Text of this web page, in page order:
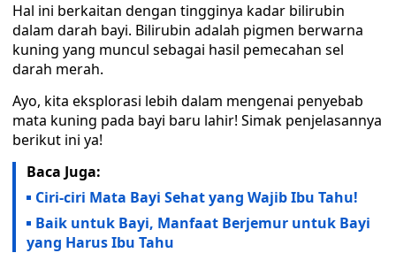
Hal ini berkaitan dengan tingginya kadar bilirubin
dalam darah bayi. Bilirubin adalah pigmen berwarna
kuning yang muncul sebagai hasil pemecahan sel
darah merah.
Ayo, kita eksplorasi lebih dalam mengenai penyebab
mata kuning pada bayi baru lahir! Simak penjelasannya
berikut ini ya!
Baca Juga:
Ciri-ciri Mata Bayi Sehat yang Wajib Ibu Tahu!
Baik untuk Bayi, Manfaat Berjemur untuk Bayi
yang Harus Ibu Tahu